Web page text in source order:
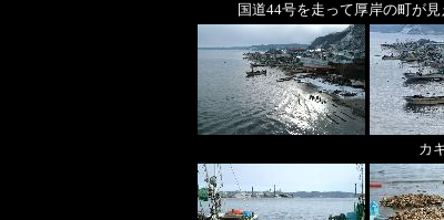
国道44号を走って厚岸の町が
カ